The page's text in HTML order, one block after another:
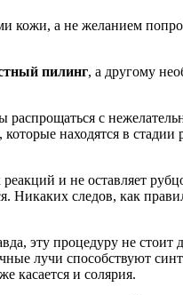
кожи, а не желанием
пилинг, а другому
с
находятся в стадии
и не оставляет
Никаких следов, как
эту процедуру не стоит
лучи способствуют
касается и солярия.